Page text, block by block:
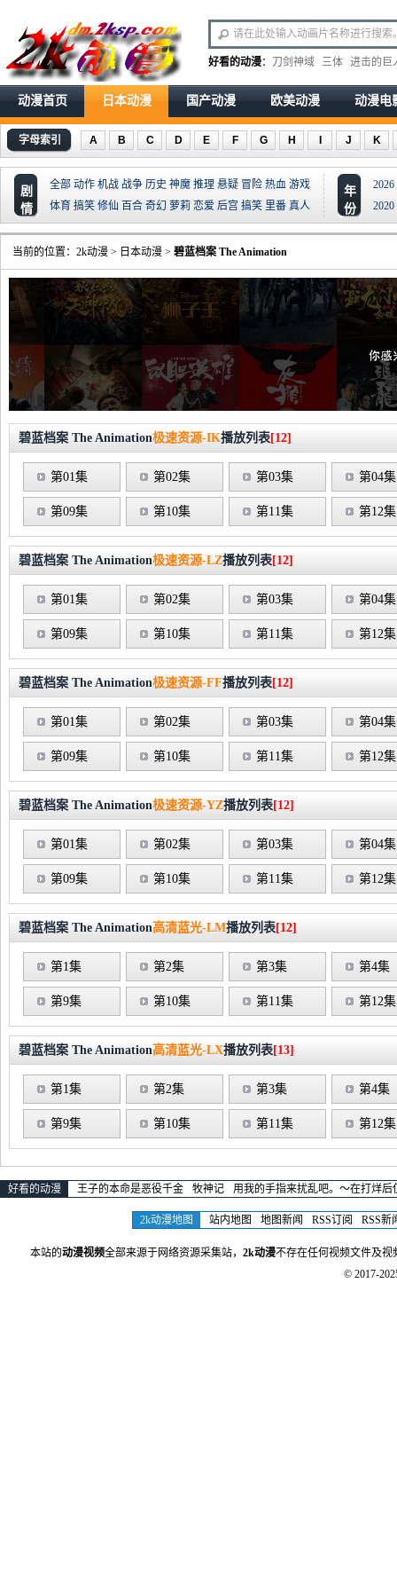
好看的动漫： 刀剑神域 三体 进击的巨
动漫首页 日本动漫 国产动漫 欧美动漫 动漫电
字母索引 A B C D E F G H J K
剧
情
全部 动作 机战 战争 历史 神魔 推理 悬疑 冒险 热血 游戏
体育 搞笑 修仙 百合 奇幻 萝莉 恋爱 后宫 搞笑 里番 真人
年
份
2026
2020
当前的位置： 2k动漫 > 日本动漫 > 碧蓝档案 The Animation
碧蓝档案 The Animation极速资源-IK播放列表[12]
第01集 第02集 第03集 第04集
第09集 第10集 第11集 第12集
碧蓝档案 The Animation极速资源-LZ播放列表[12]
第01集 第02集 第03集 第04集
第09集 第10集 第11集 第12集
碧蓝档案 The Animation极速资源-FF播放列表[12]
第01集 第02集 第03集 第04集
第09集 第10集 第11集 第12集
碧蓝档案 The Animation极速资源-YZ播放列表[12]
第01集 第02集 第03集 第04集
第09集 第10集 第11集 第12集
碧蓝档案 The Animation高清蓝光-LM播放列表[12]
第1集 第2集 第3集 第4集
第9集 第10集 第11集 第12集
碧蓝档案 The Animation高清蓝光-LX播放列表[13]
第1集 第2集 第3集 第4集
第9集 第10集 第11集 第12集
好看的动漫 王子的本命是恶役千金 牧神记 用我的手指来扰乱吧。～在打烊后
2k动漫地图 站内地图 地图新闻 RSS订阅 RSS新
本站的动漫视频全部来源于网络资源采集站， 2k动漫不存在任何视频文件及视
© 2017-